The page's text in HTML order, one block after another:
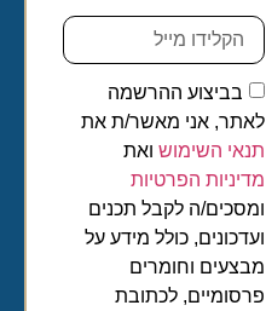
בביצוע ההרשמה
לאתר, אני מאשר/ת את
תנאי השימושואת
מדיניות הפרטיות
ומסכים/ה לקבל תכנים
ועדכונים, כולל מידע על
מבצעים וחומרים
פרסומיים, לכתובת